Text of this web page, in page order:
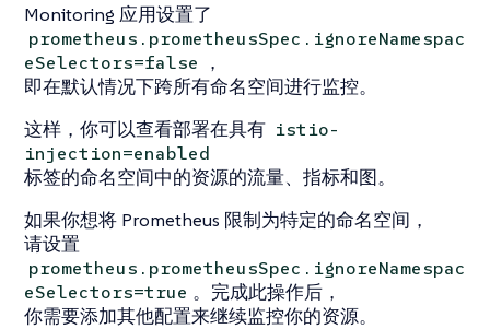
Monitoring 应用设置了
prometheus.prometheusSpec.ignoreNamespac
eSelectors=false
，
即在默认情况下跨所有命名空间进行监控。
这样，你可以查看部署在具有 istio-
injection=enabled
标签的命名空间中的资源的流量、指标和图。
如果你想将 Prometheus 限制为特定的命名空间，
请设置
prometheus.prometheusSpec.ignoreNamespac
eSelectors=true 。完成此操作后，
你需要添加其他配置来继续监控你的资源。